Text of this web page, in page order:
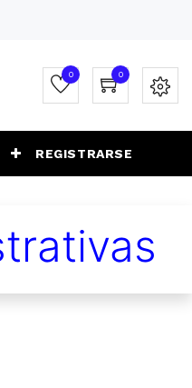
0 0
REGISTRARSE